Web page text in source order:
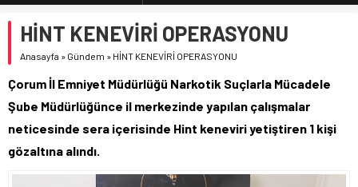
ÇATIDAN DÜŞTÜ!
6.660,55
BİST
47,7111
HİNT KENEVİRİ OPERASYONU
Anasayfa » Gündem » HİNT KENEVİRİ OPERASYONU
Çorum İl Emniyet Müdürlüğü Narkotik Suçlarla Mücadele
Şube Müdürlüğünce il merkezinde yapılan çalışmalar
neticesinde sera içerisinde Hint keneviri yetiştiren 1 kişi
gözaltına alındı.